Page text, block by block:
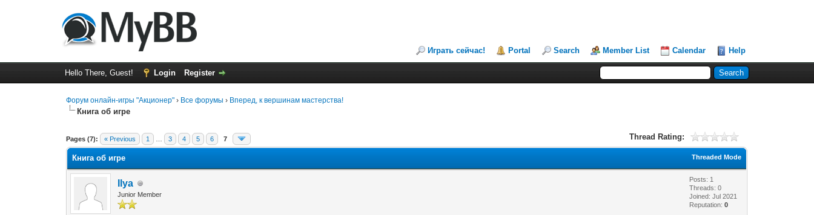
Играть сейчас! Portal Search Member List Calendar Help
Hello There, Guest! Login Register
Форум онлайн-игры "Акционер" › Все форумы › Вперед, к вершинам мастерства!
Книга об игре
Pages (7): « Previous 1 3 4 5 6 7 Thread Rating:
0 Vote(s) - 0 Average
1
2
3
4
5
Threaded Mode
Книга об игре
Ilya
Junior Member
Posts: 1
Threads: 0
Joined: Jul 2021
Reputation:0